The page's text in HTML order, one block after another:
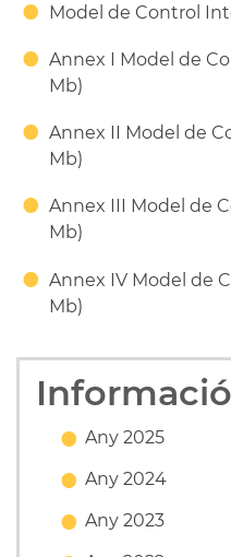
Model de Control
Annex I Model de
Mb)
Annex II Model de
Mb)
Annex III Model de
Mb)
Annex IV Model de
Mb)
Any 2025
Any 2024
Any 2023